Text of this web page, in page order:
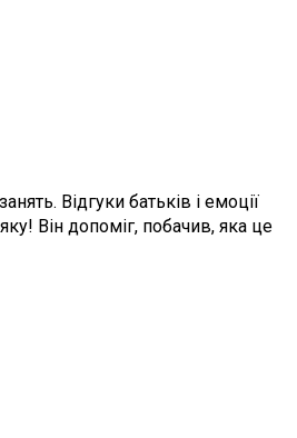
Відгуки батьків і емоції
Він допоміг, побачив, яка це